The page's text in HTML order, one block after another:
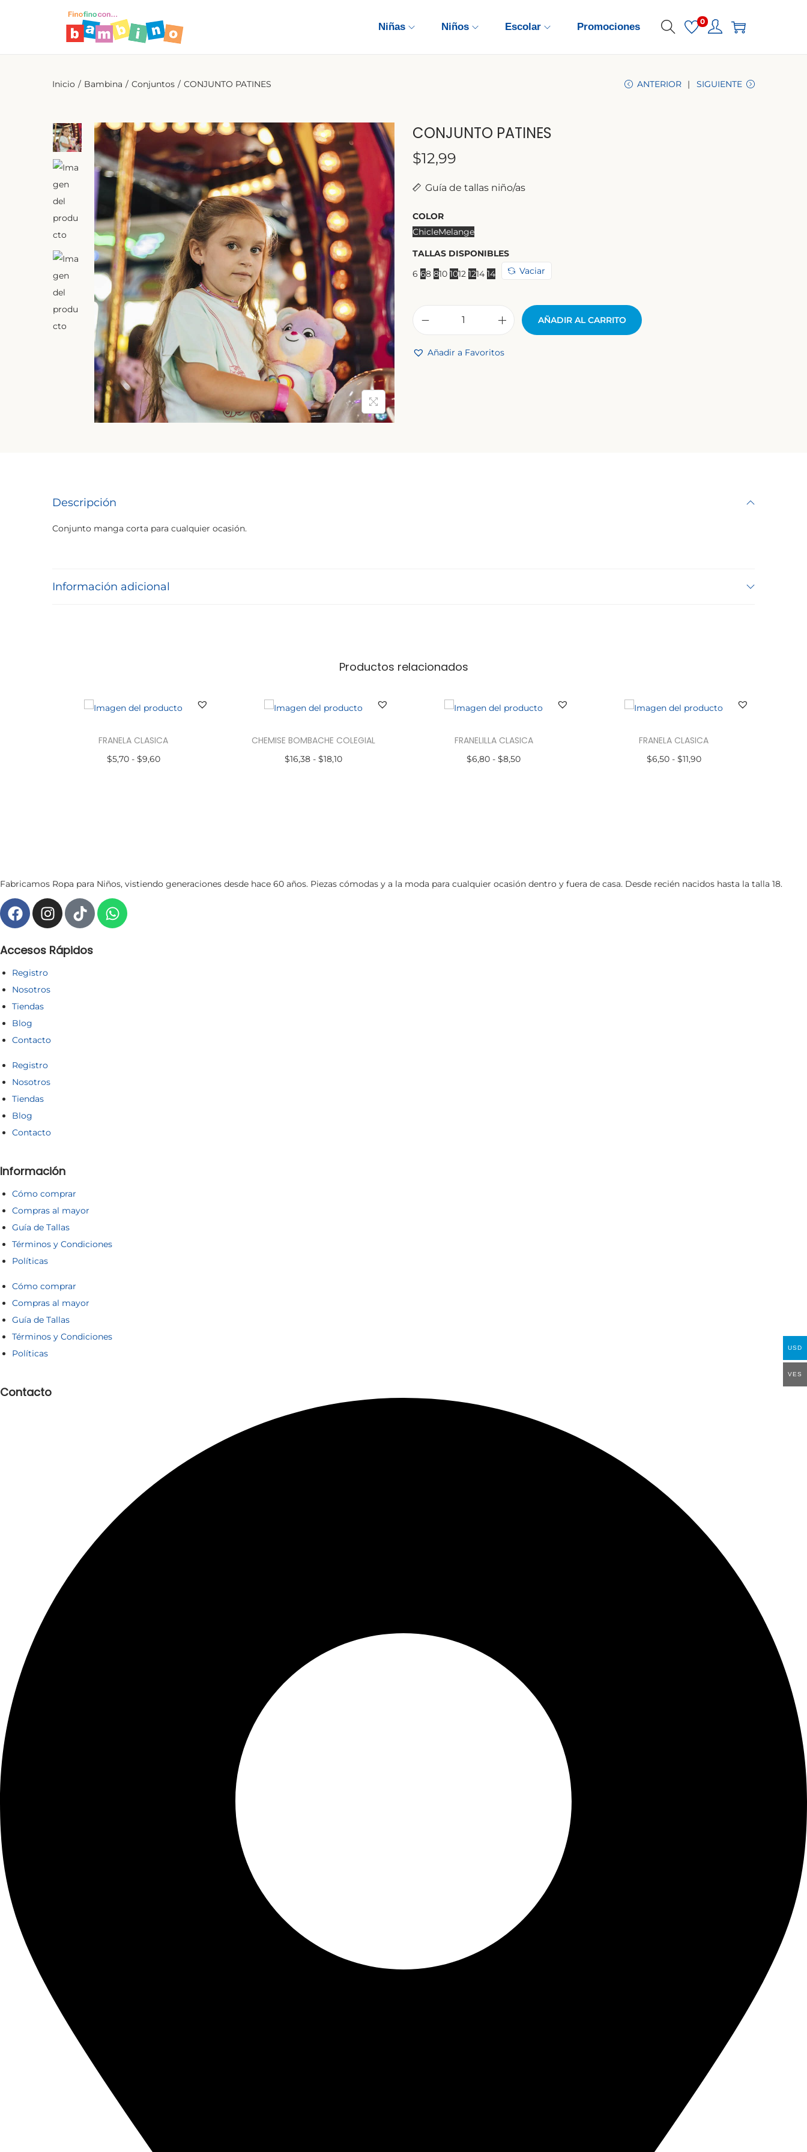
Niñas Niños Escolar Promociones 0
Inicio / Bambina / Conjuntos / CONJUNTO PATINES ANTERIOR SIGUIENTE
CONJUNTO PATINES
$12,99
Guía de tallas niño/as
COLOR
ChicleMelange
TALLAS DISPONIBLES
6 68 810 1012 1214 14 Vaciar
AÑADIR AL CARRITO
Añadir a Favoritos
Descripción
Conjunto manga corta para cualquier ocasión.
Información adicional
Productos relacionados
FRANELA CLASICA
$5,70 - $9,60
CHEMISE BOMBACHE COLEGIAL
$16,38 - $18,10
FRANELILLA CLASICA
$6,80 - $8,50
FRANELA CLASICA
$6,50 - $11,90
Fabricamos Ropa para Niños, vistiendo generaciones desde hace 60 años. Piezas cómodas y a la moda para cualquier ocasión dentro y fuera de casa. Desde recién nacidos hasta la talla 18.
Accesos Rápidos
Registro
Nosotros
Tiendas
Blog
Contacto
Registro
Nosotros
Tiendas
Blog
Contacto
Información
Cómo comprar
Compras al mayor
Guía de Tallas
Términos y Condiciones
Políticas
Cómo comprar
Compras al mayor
Guía de Tallas
Términos y Condiciones
Políticas
Contacto
USD
VES